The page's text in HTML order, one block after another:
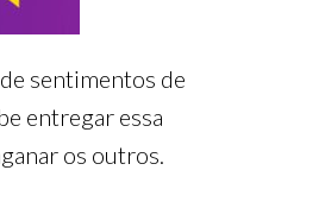
sentimentos de
entregar essa
os outros.